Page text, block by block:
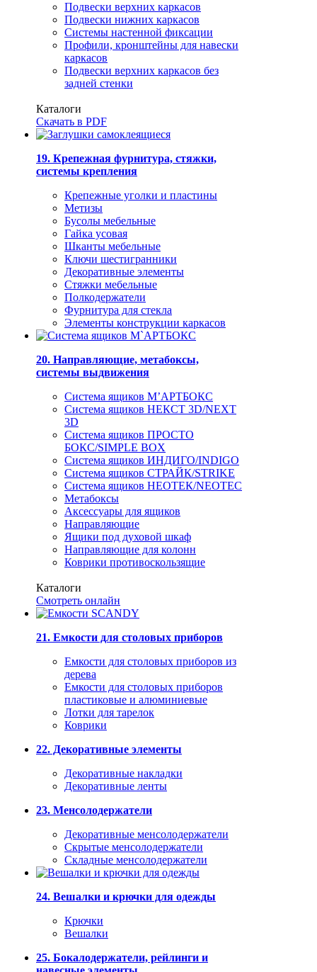
Подвески верхних каркасов
Подвески нижних каркасов
Системы настенной фиксации
Профили, кронштейны для навески
каркасов
Подвески верхних каркасов без
задней стенки
Каталоги
Скачать в PDF
19. Крепежная фурнитура, стяжки,
системы крепления
Крепежные уголки и пластины
Метизы
Бусолы мебельные
Гайка усовая
Шканты мебельные
Ключи шестигранники
Декоративные элементы
Стяжки мебельные
Полкодержатели
Фурнитура для стекла
Элементы конструкции каркасов
20. Направляющие, метабоксы,
системы выдвижения
Система ящиков М’АРТБОКС
Система ящиков НЕКСТ 3D/NEXT
3D
Система ящиков ПРОСТО
БОКС/SIMPLE BOX
Система ящиков ИНДИГО/INDIGO
Система ящиков СТРАЙК/STRIKE
Система ящиков НЕОТЕК/NEOTEC
Метабоксы
Аксессуары для ящиков
Направляющие
Ящики под духовой шкаф
Направляющие для колонн
Коврики противоскользящие
Каталоги
Смотреть онлайн
21. Емкости для столовых приборов
Емкости для столовых приборов из
дерева
Емкости для столовых приборов
пластиковые и алюминиевые
Лотки для тарелок
Коврики
22. Декоративные элементы
Декоративные накладки
Декоративные ленты
23. Менсолодержатели
Декоративные менсолодержатели
Скрытые менсолодержатели
Складные менсолодержатели
24. Вешалки и крючки для одежды
Крючки
Вешалки
25. Бокалодержатели, рейлинги и